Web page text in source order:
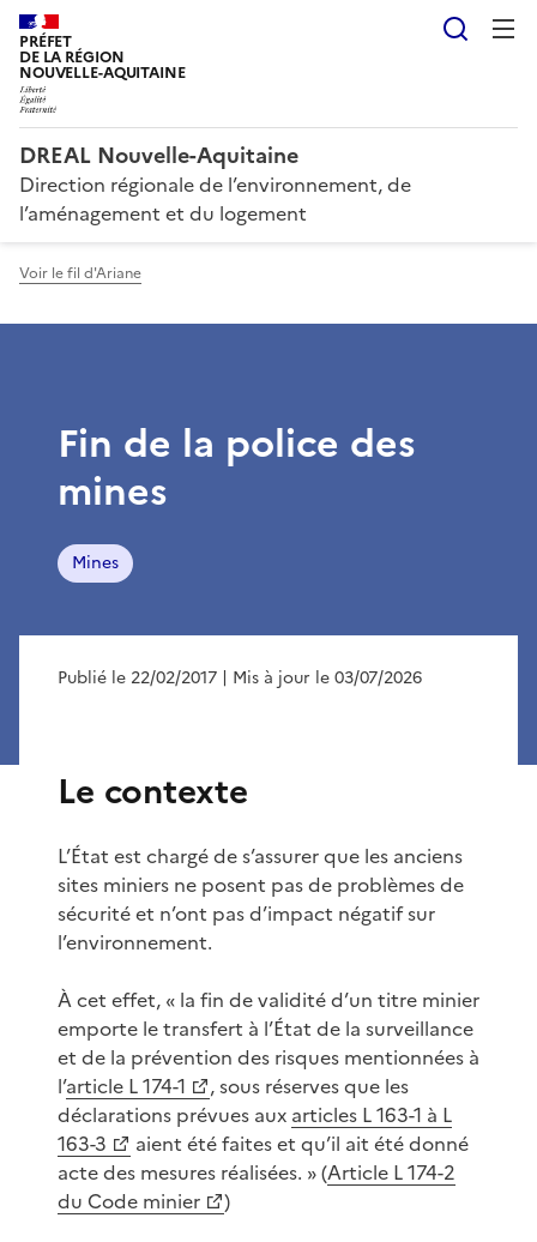
PRÉFET
DE LA RÉGION
NOUVELLE-AQUITAINE
DREAL Nouvelle-Aquitaine
Direction régionale de l’environnement, de
l’aménagement et du logement
Voir le fil d'Ariane
Fin de la police des
mines
Mines
Publié le 22/02/2017 | Mis à jour le 03/07/2026
Le contexte
L’État est chargé de s’assurer que les anciens
sites miniers ne posent pas de problèmes de
sécurité et n’ont pas d’impact négatif sur
l’environnement.
À cet effet, « la fin de validité d’un titre minier
emporte le transfert à l’État de la surveillance
et de la prévention des risques mentionnées à
l’article L 174-1
, sous réserves que les
déclarations prévues aux articles L 163-1 à L
163-3
aient été faites et qu’il ait été donné
acte des mesures réalisées. » (Article L 174-2
du Code minier
)